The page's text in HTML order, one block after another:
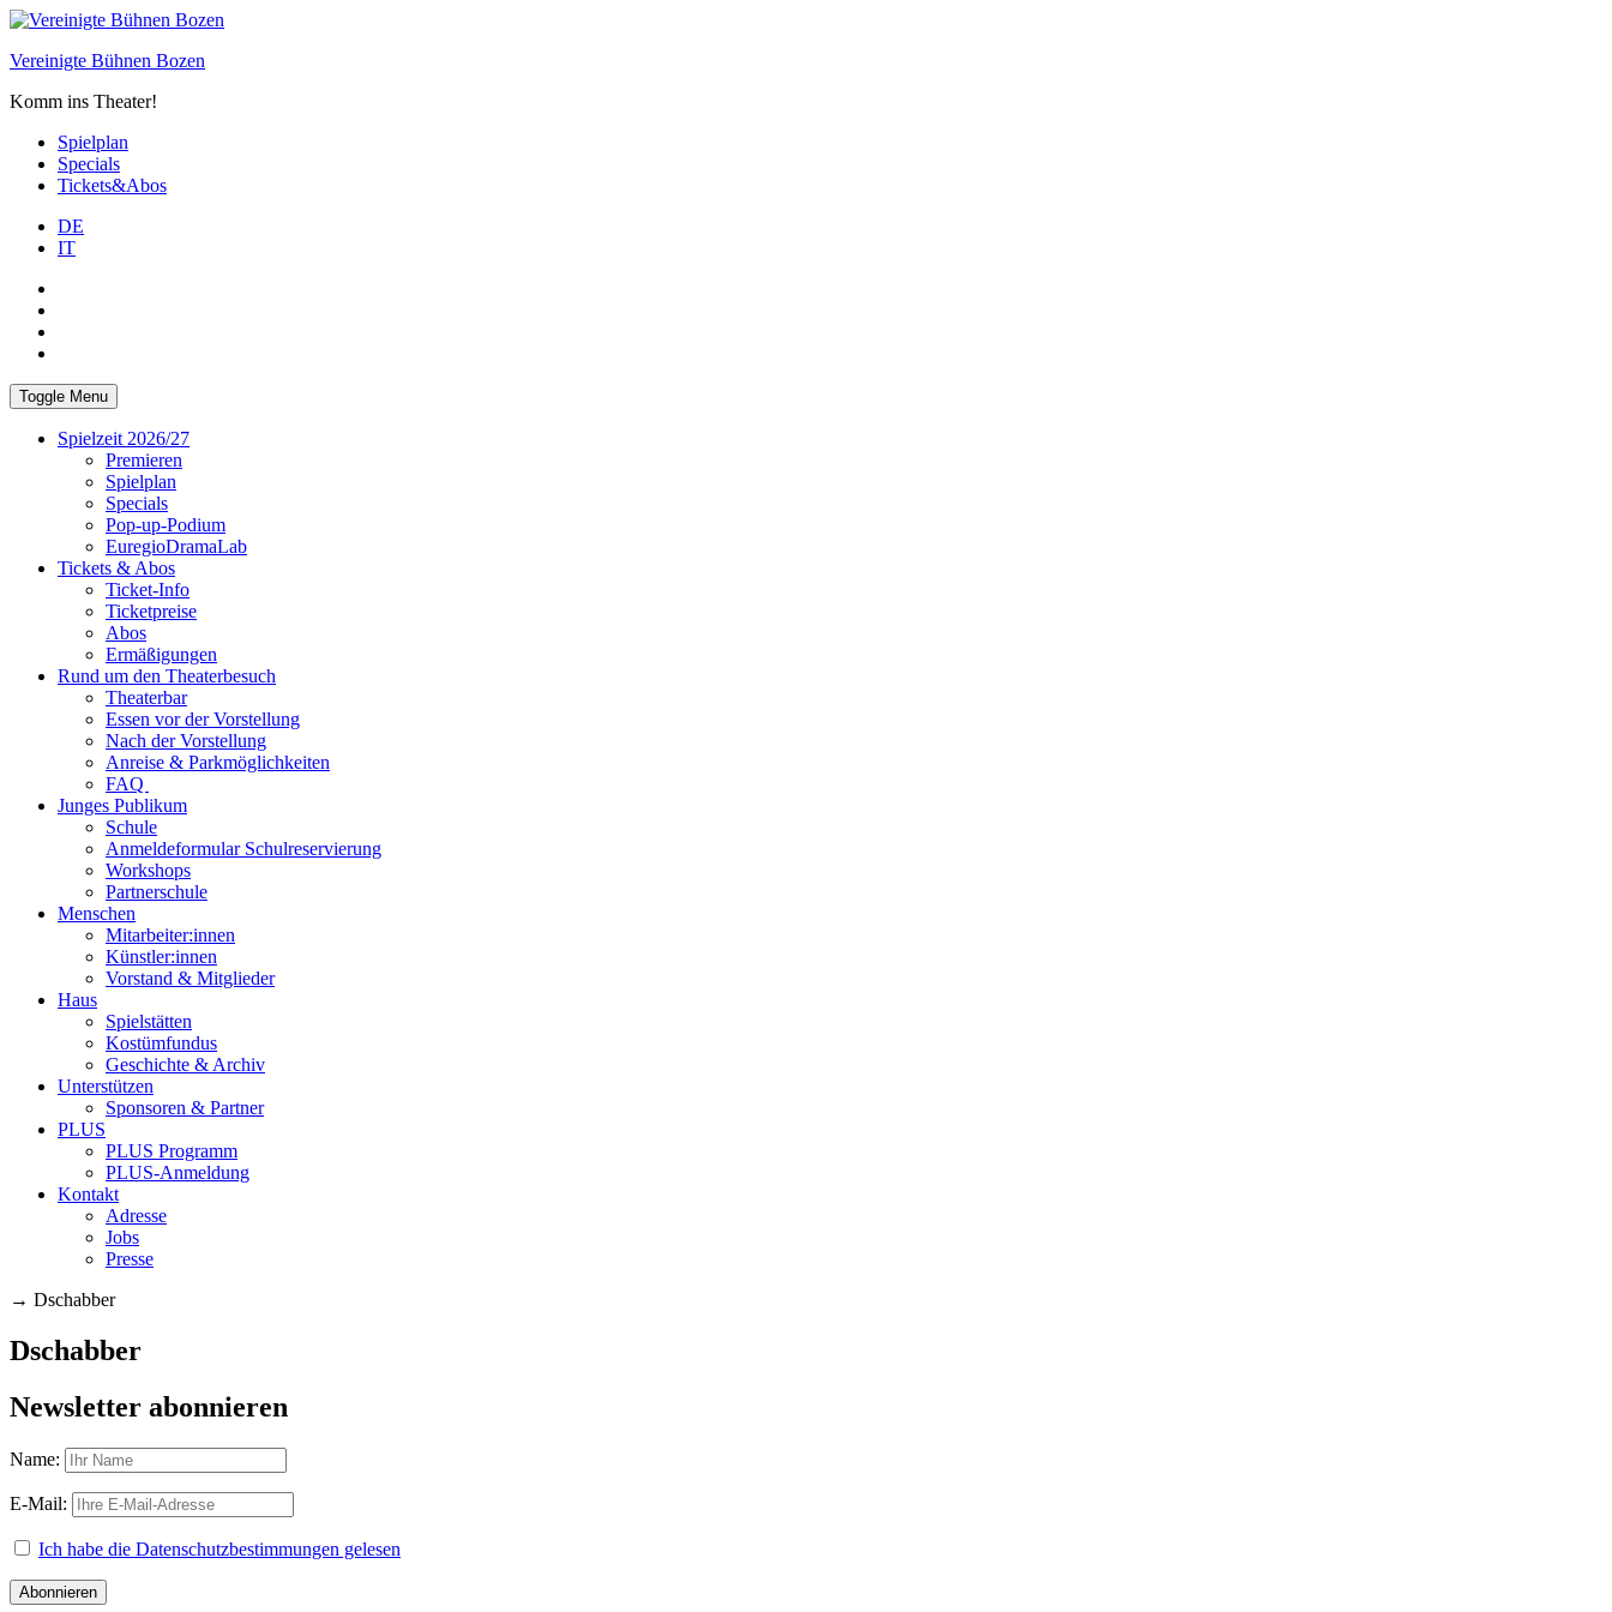
Skip
content
Vereinigte Bühnen Bozen
Komm ins Theater!
Spielplan
Specials
Tickets&Abos
DE
IT
Toggle Menu
Spielzeit 2026/27
Premieren
Spielplan
Specials
Pop-up-Podium
EuregioDramaLab
Tickets & Abos
Ticket-Info
Ticketpreise
Abos
Ermäßigungen
Rund um den Theaterbesuch
Theaterbar
Essen vor der Vorstellung
Nach der Vorstellung
Anreise & Parkmöglichkeiten
FAQ
Junges Publikum
Schule
Anmeldeformular Schulreservierung
Workshops
Partnerschule
Menschen
Mitarbeiter:innen
Künstler:innen
Vorstand & Mitglieder
Haus
Spielstätten
Kostümfundus
Geschichte & Archiv
Unterstützen
Sponsoren & Partner
PLUS
PLUS Programm
PLUS-Anmeldung
Kontakt
Adresse
Jobs
Presse
→ Dschabber
Dschabber
Newsletter abonnieren
Name:
E-Mail:
Ich habe die Datenschutzbestimmungen gelesen